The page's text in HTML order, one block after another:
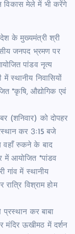
विकास मेले में भी करेंगे
के मुख्यमंत्री श्री
जनपद भ्रमण पर
पांडव नृत्य
स्थानीय निवासियों
*कृषि, औद्योगिक एवं
(शनिवार) को दोपहर
कर 3ः15 बजे
वहाँ रुकने के बाद
में आयोजित *पांडव
गांव में स्थानीय
रात्रि विश्राम होम
प्रस्थान कर बाबा
मंदिर ऊखीमठ में दर्शन